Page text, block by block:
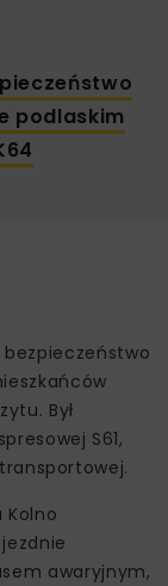
podlaskim
Był
S61,
Kolno
awaryjnym,